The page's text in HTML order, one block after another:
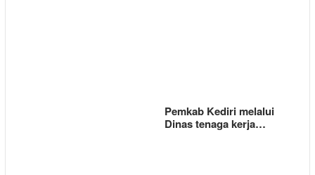
Pemkab Kediri melalui
Dinas tenaga kerja…